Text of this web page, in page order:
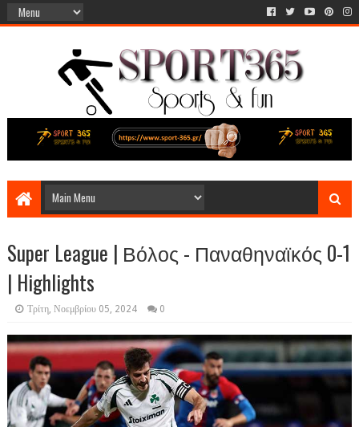
Super League | Βόλος - Παναθηναϊκός 0-1
| Highlights
Τρίτη, Νοεμβρίου 05, 2024 0